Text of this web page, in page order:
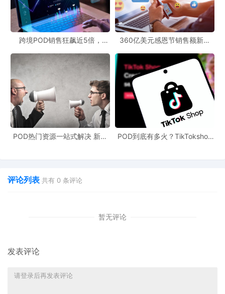
告形式，品牌可以更精准地触达目标客户，提高品牌知名度和产品
销量。随着POD模式的不断发展，如何借助优质的广告平台和创新
的广告形式来提升竞争力，将成为商家们需要重点考虑的问题。而
亚马逊Prime Video的地理定位互动广告，无疑为行业发展注入了新
的活力。
跨境POD销售狂飙近5倍，
360亿美元感恩节销售额新纪
新风潮！
POD热门资源一站式解决 新手
POD到底有多火？TikTokshop
评论列表 共有 0 条评论
暂无评论
发表评论